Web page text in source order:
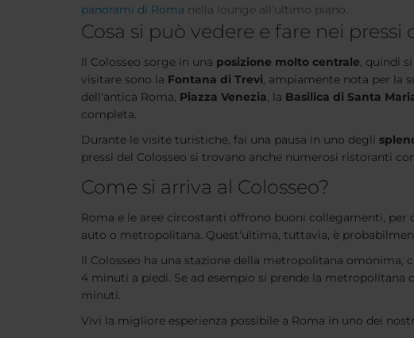
panorami di Roma nella lounge all'ultimo piano.
Cosa si può vedere e fare nei pressi
Il Colosseo sorge in una posizione molto centrale, quindi
visitare sono la Fontana di Trevi, ampiamente nota per la
dell'antica Roma, Piazza Venezia, la Basilica di Santa
completa.
Durante le visite turistiche, fai una pausa in uno degli
pressi del Colosseo si trovano anche numerosi ristoranti
Come si arriva al Colosseo?
Roma e le aree circostanti offrono buoni collegamenti, per
auto o metropolitana. Quest'ultima, tuttavia, è
Il Colosseo ha una stazione della metropolitana omonima,
4 minuti a piedi. Se ad esempio si prende la metropolitana
minuti.
Vivi la migliore esperienza possibile a Roma in uno dei